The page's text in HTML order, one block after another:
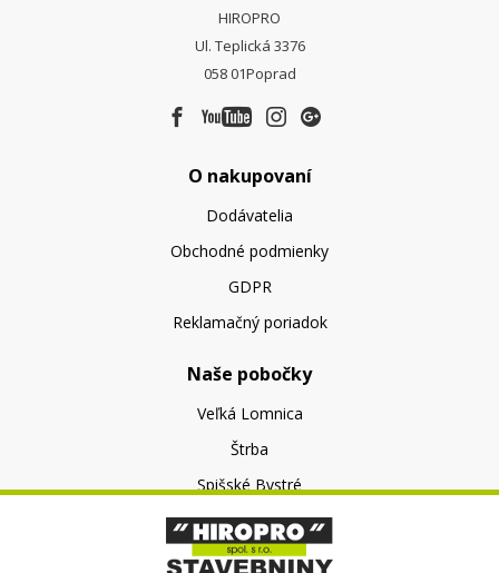
HIROPRO
Ul. Teplická 3376
058 01Poprad
O nakupovaní
Dodávatelia
Obchodné podmienky
GDPR
Reklamačný poriadok
Naše pobočky
Veľká Lomnica
Štrba
Spišské Bystré
O nás